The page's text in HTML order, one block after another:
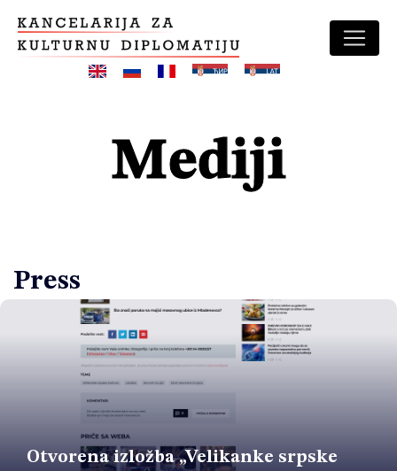
Mediji
Press
Otvorena izložba „Velikanke srpske